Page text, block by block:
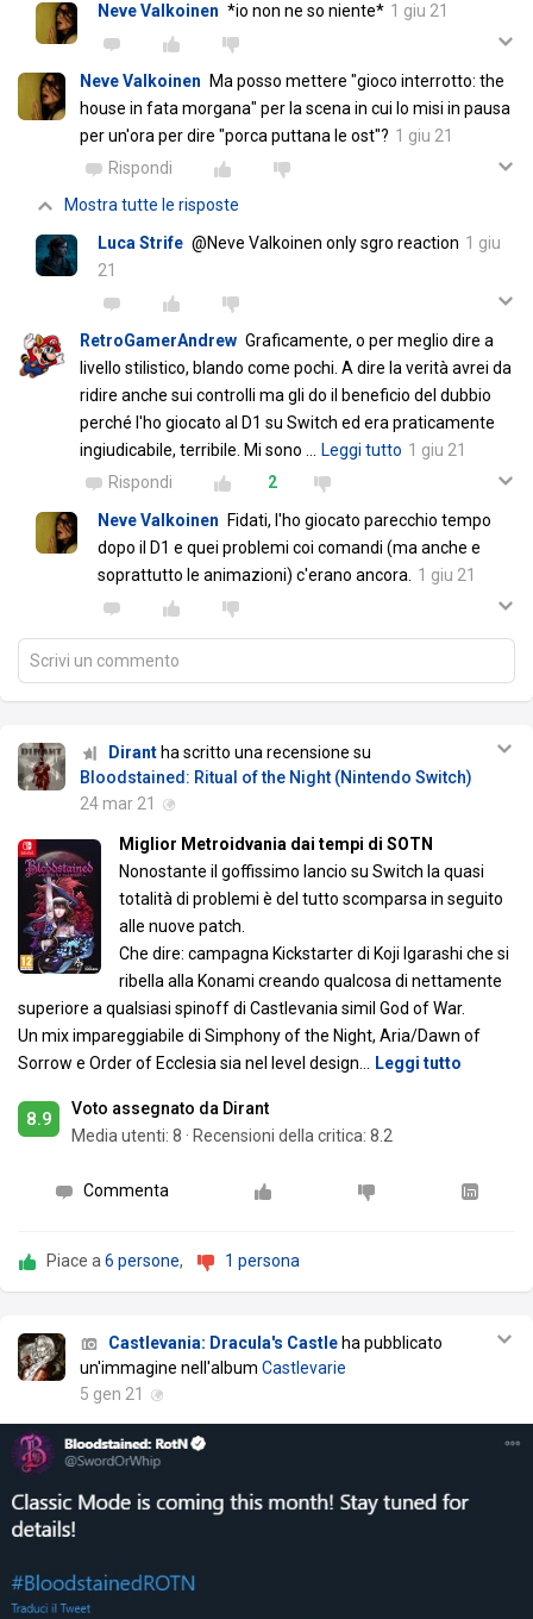
Neve Valkoinen *io non ne so niente* 1 giu 21
Neve Valkoinen
Ma posso mettere "gioco interrotto: the
house in fata morgana" per la scena in cui lo misi in pausa
per un'ora per dire "porca puttana le ost"? 1 giu 21
Rispondi
Mostra tutte le risposte
Luca Strife @Neve Valkoinen only sgro reaction 1 giu
21
RetroGamerAndrew Graficamente, o per meglio dire a
livello stilistico, blando come pochi. A dire la verità avrei da
ridire anche sui controlli ma gli do il beneficio del dubbio
perché l'ho giocato al D1 su Switch ed era praticamente
ingiudicabile, terribile. Mi sono … Leggi tutto 1 giu 21
Rispondi
2
Neve Valkoinen
Fidati, l'ho giocato parecchio tempo
dopo il D1 e quei problemi coi comandi (ma anche e
soprattutto le animazioni) c'erano ancora. 1 giu 21
Scrivi un commento
Dirant ha scritto una recensione su
Bloodstained: Ritual of the Night (Nintendo Switch)
24 mar 21
Miglior Metroidvania dai tempi di SOTN
Nonostante il goffissimo lancio su Switch la quasi
totalità di problemi è del tutto scomparsa in seguito
alle nuove patch.
Che dire: campagna Kickstarter di Koji Igarashi che si
ribella alla Konami creando qualcosa di nettamente
superiore a qualsiasi spinoff di Castlevania simil God of War.
Un mix impareggiabile di Simphony of the Night, Aria/Dawn of
Sorrow e Order of Ecclesia sia nel level design… Leggi tutto
8.9
Voto assegnato da Dirant
Media utenti: 8 · Recensioni della critica: 8.2
Commenta
Piace a6 persone, 1 persona
Castlevania: Dracula's Castle ha pubblicato
un'immagine nell'album Castlevarie
5 gen 21